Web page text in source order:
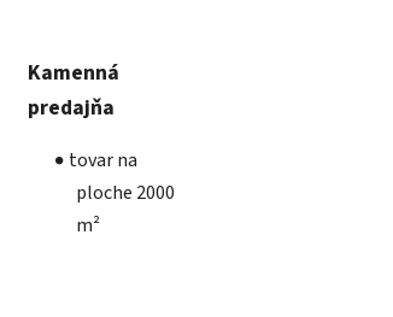
Kamenná
predajňa
tovar na
ploche 2000
m²